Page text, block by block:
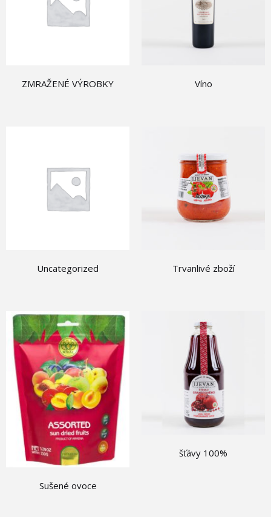
ZMRAŽENÉ VÝROBKY Víno
Uncategorized Trvanlivé zboží
Sušené ovoce
šťávy 100%